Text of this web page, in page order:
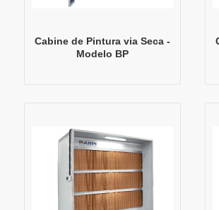
Cabine de Pintura via Seca -
Modelo BP